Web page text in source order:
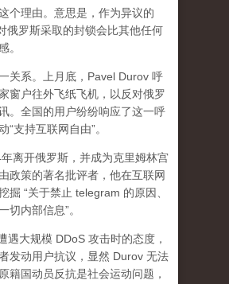
个理由。意思是，作为异议的
俄罗斯采取的封锁会比其他任何
。
关系。上月底，Pavel Durov 呼
窗户往外飞纸飞机，以反对俄罗
。全国的用户纷纷响应了这一呼
“支持互联网自由”。
离开俄罗斯，并成为克里姆林宫
政策的著名批评者，他在互联网
掘 “关于禁止 telegram 的原因、
切内部信息”。
遇大规模 DDoS 攻击时的态度，
发动用户抗议，显然 Durov 无法
籍国动员反抗是社会运动问题，